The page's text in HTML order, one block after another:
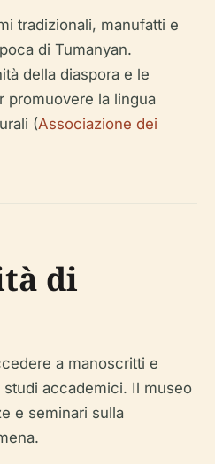
tradizionali, manufatti e
di Tumanyan.
della diaspora e le
promuovere la lingua
(Associazione dei
di
a manoscritti e
accademici. Il museo
e seminari sulla